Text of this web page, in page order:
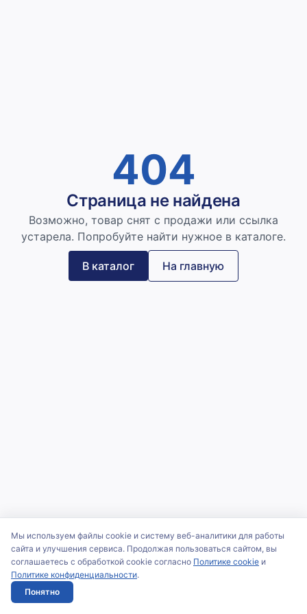
404
Страница не найдена
Возможно, товар снят с продажи или ссылка
устарела. Попробуйте найти нужное в каталоге.
В каталог На главную
Мы используем файлы cookie и систему веб-аналитики для работы
сайта и улучшения сервиса. Продолжая пользоваться сайтом, вы
соглашаетесь с обработкой cookie согласно Политике cookie и
Политике конфиденциальности.
Понятно